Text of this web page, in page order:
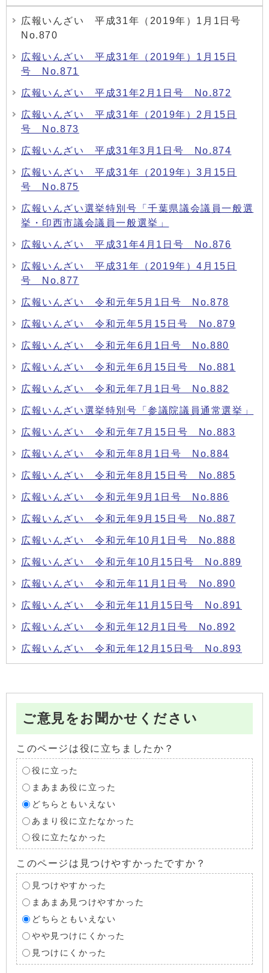
広報いんざい 平成31年（2019年）1月1日号
No.870
広報いんざい 平成31年（2019年）1月15日
号 No.871
広報いんざい 平成31年2月1日号 No.872
広報いんざい 平成31年（2019年）2月15日
号 No.873
広報いんざい 平成31年3月1日号 No.874
広報いんざい 平成31年（2019年）3月15日
号 No.875
広報いんざい選挙特別号「千葉県議会議員一般選
挙・印西市議会議員一般選挙」
広報いんざい 平成31年4月1日号 No.876
広報いんざい 平成31年（2019年）4月15日
号 No.877
広報いんざい 令和元年5月1日号 No.878
広報いんざい 令和元年5月15日号 No.879
広報いんざい 令和元年6月1日号 No.880
広報いんざい 令和元年6月15日号 No.881
広報いんざい 令和元年7月1日号 No.882
広報いんざい選挙特別号「参議院議員通常選挙」
広報いんざい 令和元年7月15日号 No.883
広報いんざい 令和元年8月1日号 No.884
広報いんざい 令和元年8月15日号 No.885
広報いんざい 令和元年9月1日号 No.886
広報いんざい 令和元年9月15日号 No.887
広報いんざい 令和元年10月1日号 No.888
広報いんざい 令和元年10月15日号 No.889
広報いんざい 令和元年11月1日号 No.890
広報いんざい 令和元年11月15日号 No.891
広報いんざい 令和元年12月1日号 No.892
広報いんざい 令和元年12月15日号 No.893
ご意見をお聞かせください
このページは役に立ちましたか？
役に立った
まあまあ役に立った
どちらともいえない
あまり役に立たなかった
役に立たなかった
このページは見つけやすかったですか？
見つけやすかった
まあまあ見つけやすかった
どちらともいえない
やや見つけにくかった
見つけにくかった